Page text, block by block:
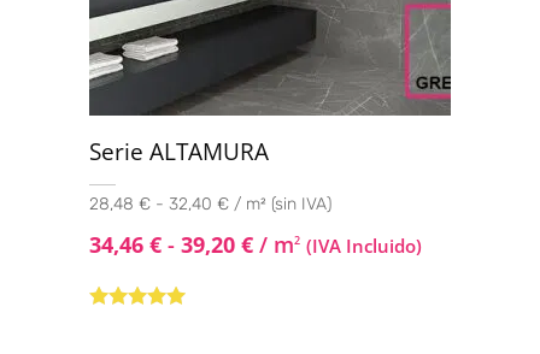
Serie ALTAMURA
28,48 € - 32,40 € / m² (sin IVA)
34,46 € - 39,20 € / m2 (IVA Incluido)